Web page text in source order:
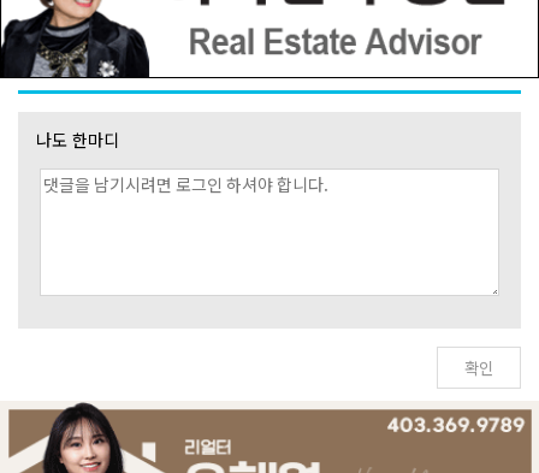
나도 한마디